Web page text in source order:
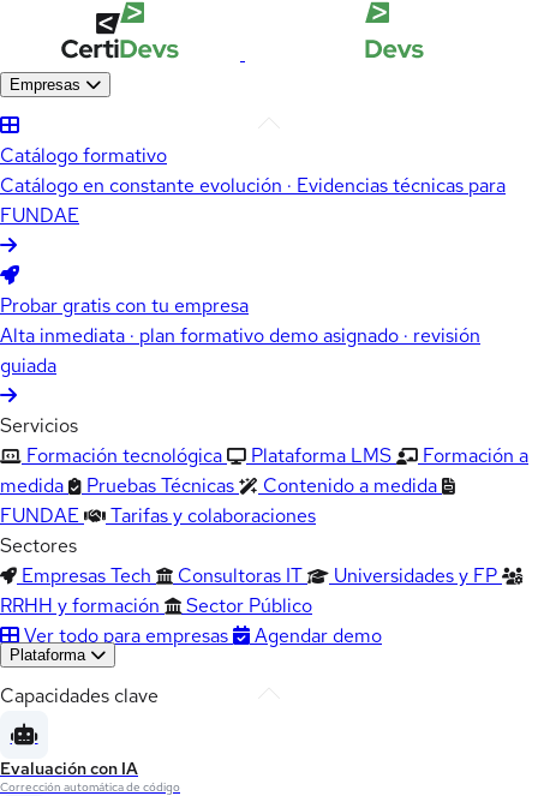
Empresas
Catálogo formativo
Catálogo en constante evolución · Evidencias técnicas para
FUNDAE
Probar gratis con tu empresa
Alta inmediata · plan formativo demo asignado · revisión
guiada
Servicios
Formación tecnológica
Plataforma LMS
Formación a
medida
Pruebas Técnicas
Contenido a medida
FUNDAE
Tarifas y colaboraciones
Sectores
Empresas Tech
Consultoras IT
Universidades y FP
RRHH y formación
Sector Público
Ver todo para empresas
Agendar demo
Plataforma
Capacidades clave
Evaluación con IA
Corrección automática de código